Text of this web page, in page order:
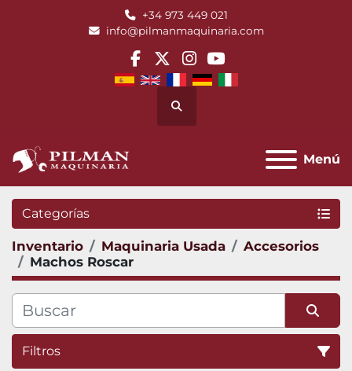
+34 973 449 021
info@pilmanmaquinaria.com
facebook
twitterinstagram
youtube
Buscar
Menú
Categorías
Inventario Maquinaria Usada
Accesorios
Machos Roscar
Filtros